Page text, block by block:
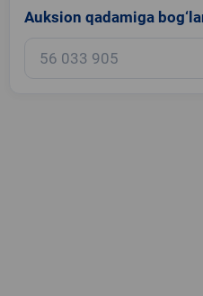
Auksion qadamiga